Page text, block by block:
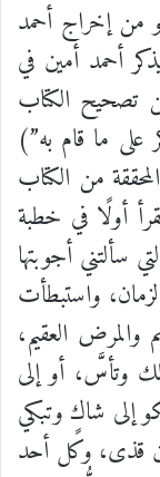
من إخراج أحمد
أحمد أمين في
تصحيح الكتاب
على ما قام به”)
من الكتاب
أولًا في خطبة
سألتني أجوبتها
واستبطأت
والمرض العقيم،
وتأسَّ، أو إلى
إلى شاكٍ وتبكي
قذى، وكل أحد